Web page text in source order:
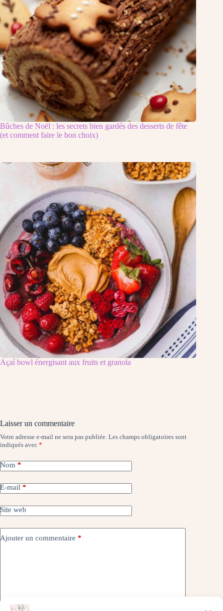
Bûches de Noël : les secrets bien gardés des desserts de fête
(et comment faire le bon choix)
Açaí bowl énergisant aux fruits et granola
Laisser un commentaire
Votre adresse e-mail ne sera pas publiée. Les champs obligatoires sont
indiqués avec *
Nom *
E-mail *
Site web
Ajouter un commentaire *